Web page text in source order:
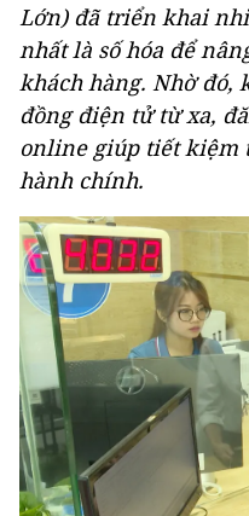
Lớn) đã triển khai
nhất là số hóa để
khách hàng. Nhờ đó,
đồng điện tử từ xa,
online giúp tiết kiệm
hành chính.